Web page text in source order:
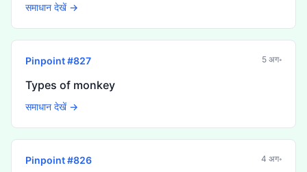
समाधान देखें →
Pinpoint #827 5 अग॰
Types of monkey
समाधान देखें →
Pinpoint #826 4 अग॰